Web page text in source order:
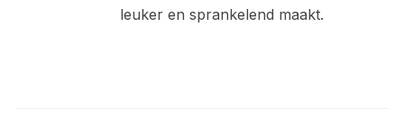
leuker en sprankelend maakt.